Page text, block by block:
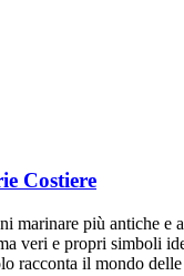
Costiere
più antiche e
veri e propri simboli
racconta il mondo